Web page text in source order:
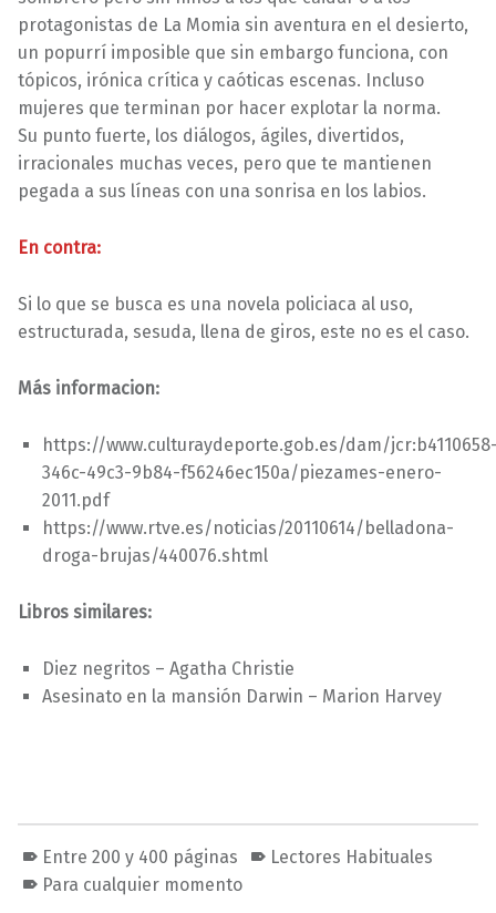
protagonistas de La Momia sin aventura en el desierto,
un popurrí imposible que sin embargo funciona, con
tópicos, irónica crítica y caóticas escenas. Incluso
mujeres que terminan por hacer explotar la norma.
Su punto fuerte, los diálogos, ágiles, divertidos,
irracionales muchas veces, pero que te mantienen
pegada a sus líneas con una sonrisa en los labios.
En contra:
Si lo que se busca es una novela policiaca al uso,
estructurada, sesuda, llena de giros, este no es el caso.
Más informacion:
https://www.culturaydeporte.gob.es/dam/
346c-49c3-9b84-f56246ec150a/piezames-enero-
2011.pdf
https://www.rtve.es/noticias/20110614/belladona-
droga-brujas/440076.shtml
Libros similares:
Diez negritos – Agatha Christie
Asesinato en la mansión Darwin – Marion Harvey
Entre 200 y 400 páginas
Lectores Habituales
Para cualquier momento